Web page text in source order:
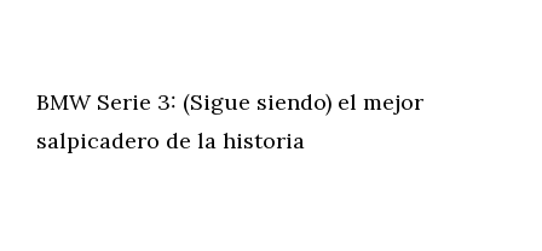
BMW Serie 3: (Sigue siendo) el mejor
salpicadero de la historia